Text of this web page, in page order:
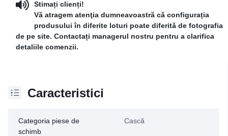
Stimați clienți!
Vă atragem atenţia dumneavoastră că configurația
produsului în diferite loturi poate diferită de fotografia
de pe site. Contactați managerul nostru pentru a clarifica
detaliile comenzii.
Caracteristici
Categoria piese de
schimb
Cască